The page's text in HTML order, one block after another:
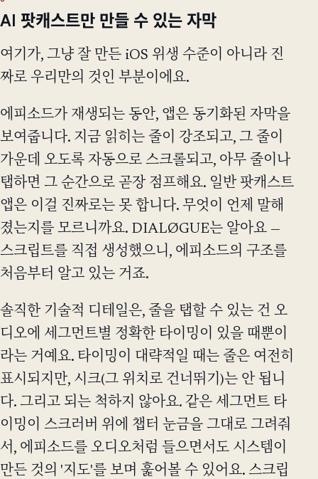
AI 팟캐스트만 만들 수 있는 자막
여기가, 그냥 잘 만든 iOS 위생 수준이 아니라 진
짜로 우리만의 것인 부분이에요.
에피소드가 재생되는 동안, 앱은 동기화된 자막을
보여줍니다. 지금 읽히는 줄이 강조되고, 그 줄이
가운데 오도록 자동으로 스크롤되고, 아무 줄이나
탭하면 그 순간으로 곧장 점프해요. 일반 팟캐스트
앱은 이걸 진짜로는 못 합니다. 무엇이 언제 말해
졌는지를 모르니까요. DIALØGUE는 알아요 —
스크립트를 직접 생성했으니, 에피소드의 구조를
처음부터 알고 있는 거죠.
솔직한 기술적 디테일은, 줄을 탭할 수 있는 건 오
디오에 세그먼트별 정확한 타이밍이 있을 때뿐이
라는 거예요. 타이밍이 대략적일 때는 줄은 여전히
표시되지만, 시크(그 위치로 건너뛰기)는 안 됩니
다. 그리고 되는 척하지 않아요. 같은 세그먼트 타
이밍이 스크러버 위에 챕터 눈금을 그대로 그려줘
서, 에피소드를 오디오처럼 들으면서도 시스템이
만든 것의 '지도'를 보며 훑어볼 수 있어요. 스크립